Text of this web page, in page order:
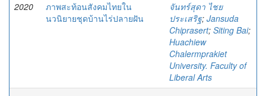
2020
ภาพสะท้อนสังคมไทยใน
นวนิยายชุดบ้านไร่ปลายฝัน
จันทร์สุดา ไชย
ประเสริฐ; Jansuda
Chiprasert; Siting Bai;
Huachiew
Chalermprakiet
University. Faculty of
Liberal Arts